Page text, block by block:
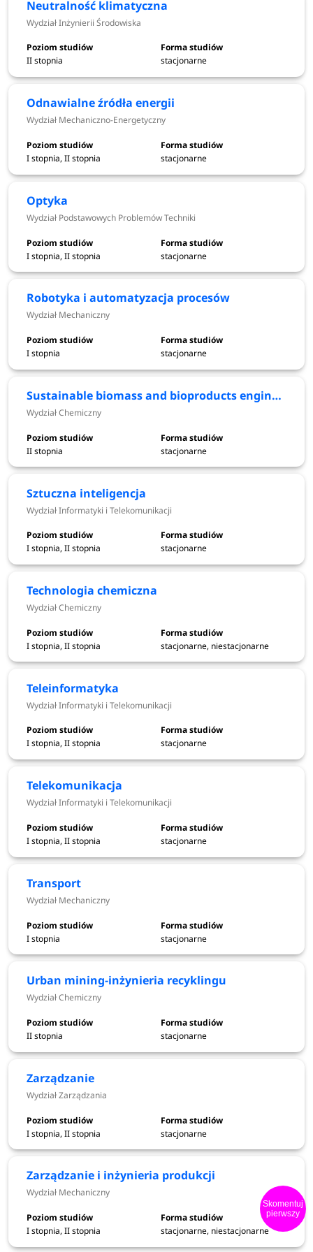
dzięki nowatorskim badaniom może poszczycić się mianem
lidera innowacyjności.
Działalność Politechniki Wrocławskiej skierowana jest nie
tylko do studentów, lecz także do tych, którzy pewnego dnia
chcieliby do tego grona dołączyć. „Studium Talent” to
konkurs, którego uczestnikami mogą być uczniowie szkół
wszystkim zachęcanie do intensywniejszej nauki
przedmiotów ścisłych, takich jak: matematyka i fizyka, jak
matematyczno- przyrodniczych lub technicznych. Nagrodą
są dodatkowe punkty w rekrutacji na Politechnikę.
Politechnika Wrocławska oferuje studia pierwszego i
drugiego stopnia. Ponadto, prowadzi kształcenie na
współpraca międzynarodowa. Na jej podstawie funkcjonują
różne programy wymiany studenckiej, jak również program
wybitni naukowcy i popularyzatorzy nauki z całego świata.
Oferta dydaktyczna Politechniki Wrocławskiej to szeroki
wachlarz edukacyjnych możliwości. Część realizowanych
kierunków należy do czołówki kształcenia technicznego w
prowadzone przez Wydział Budownictwa Lądowego i
Wodnego, Technologia chemiczna oraz Inżynieria
chemiczna, realizowane przez Wydział Chemiczny, czy też
Elektronika i telekomunikacja, prowadzone przez Wydział
Elektroniki Mikrosystemów i Fotoniki.
Nowe kierunki studiów 2025/2026 na
Politechnice Wrocławskiej
Oferta dydaktyczna Politechniki Wrocławskiej powiększyła
się o 4 nowe kierunków studiów. Na kandydatów
czekają:
biosciences, logistyka przemysłowa, advanced
nano and biomaterials-monabiphot, chemical
engineering and technology.
Nowe kierunki studiów w
Politechnice Wrocławskiej -
rekrtuacja 2023/2024
Electronic and Computer Engineering
Geologia stosowana
Environmental quality management
Matematyka i analiza danych
Energetyka jądrowa
Medical Informatics
inżynieria pojazdów i napędów niskoemisyjnych
Neutralność klimatyczna
Wydział Inżynierii Środowiska
II stopnia stacjonarne
Odnawialne źródła energii
Wydział Mechaniczno-Energetyczny
I stopnia, II stopnia stacjonarne
Optyka
Wydział Podstawowych Problemów Techniki
I stopnia, II stopnia stacjonarne
Robotyka i automatyzacja procesów
Wydział Mechaniczny
I stopnia stacjonarne
Sustainable biomass and bioproducts engineering
Wydział Chemiczny
II stopnia stacjonarne
Sztuczna inteligencja
Wydział Informatyki i Telekomunikacji
I stopnia, II stopnia stacjonarne
Technologia chemiczna
Wydział Chemiczny
I stopnia, II stopnia stacjonarne, niestacjonarne
Teleinformatyka
Wydział Informatyki i Telekomunikacji
I stopnia, II stopnia stacjonarne
Telekomunikacja
Wydział Informatyki i Telekomunikacji
I stopnia, II stopnia stacjonarne
Transport
Wydział Mechaniczny
I stopnia stacjonarne
Urban mining-inżynieria recyklingu
Wydział Chemiczny
II stopnia stacjonarne
Zarządzanie
Wydział Zarządzania
I stopnia, II stopnia stacjonarne
Zarządzanie i inżynieria produkcji
Wydział Mechaniczny
I stopnia, II stopnia stacjonarne, niestacjonarne
Skomentuj
pierwszy